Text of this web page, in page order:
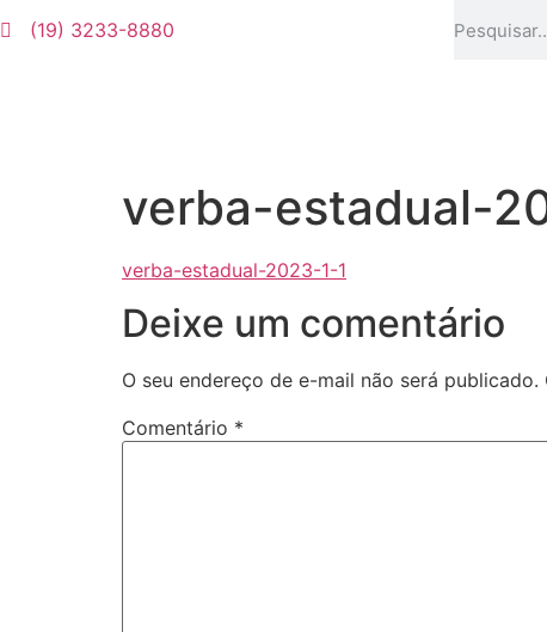
(19) 3233-8880
verba-estadual-
verba-estadual-2023-1-1
Deixe um comentário
O seu endereço de e-mail não será publicado.
Comentário *